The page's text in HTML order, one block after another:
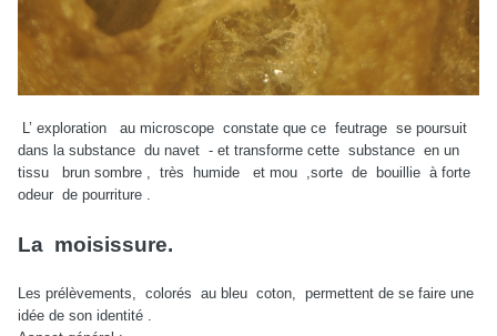
L’ exploration au microscope constate que ce feutrage se poursuit
dans la substance du navet - et transforme cette substance en un
tissu brun sombre , très humide et mou ,sorte de bouillie à forte
odeur de pourriture .
La moisissure.
Les prélèvements, colorés au bleu coton, permettent de se faire une
idée de son identité .